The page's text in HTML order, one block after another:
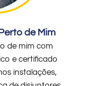
de Mim
de mim com
e certificado
instalações,